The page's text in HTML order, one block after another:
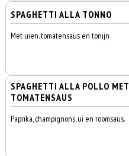
SPAGHETTI ALLA TONNO
Met uien. tomatensaus en tonijn
SPAGHETTI ALLA POLLO MET
TOMATENSAUS
Paprika, champignons, ui en roomsaus.